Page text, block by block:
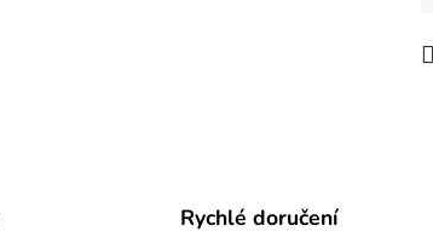
Rychlé doručení